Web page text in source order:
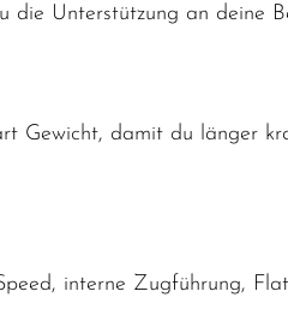
Unterstützung an deine
Gewicht, damit du länger
interne Zugführung,